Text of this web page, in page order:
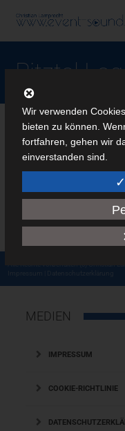
Pitztal
Pitztal Logo
MEDIEN
IMPRESSUM
COOKIE-RICHTLINIE
Wir verwenden
bieten zu können.
fortfahren, gehen wir
einverstanden sind.